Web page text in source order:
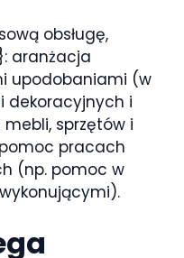
obsługę,
aranżacja
upodobaniami (w
dekoracyjnych i
sprzętów i
pracach
(np. pomoc w